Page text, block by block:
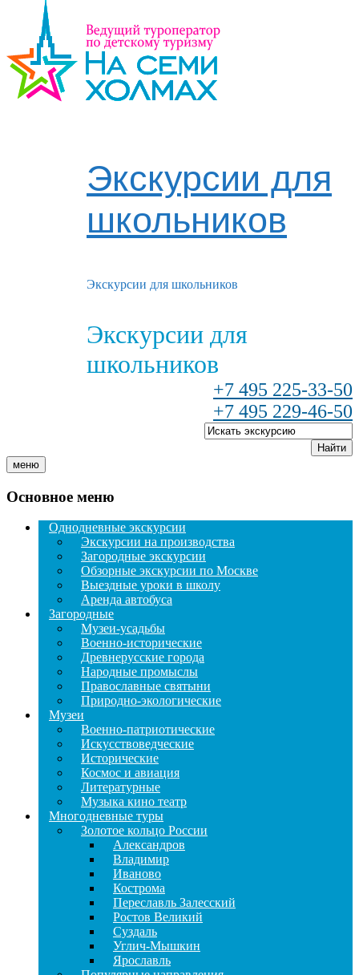
Экскурсии для
школьников
Экскурсии для школьников
Экскурсии для
школьников
+7 495 225-33-50
+7 495 229-46-50
Найти
меню
Основное меню
Однодневные экскурсии
Экскурсии на производства
Загородные экскурсии
Обзорные экскурсии по Москве
Выездные уроки в школу
Аренда автобуса
Загородные
Музеи-усадьбы
Военно-исторические
Древнерусские города
Народные промыслы
Православные святыни
Природно-экологические
Музеи
Военно-патриотические
Искусствоведческие
Исторические
Космос и авиация
Литературные
Музыка кино театр
Многодневные туры
Золотое кольцо России
Александров
Владимир
Иваново
Кострома
Переславль Залесский
Ростов Великий
Суздаль
Углич-Мышкин
Ярославль